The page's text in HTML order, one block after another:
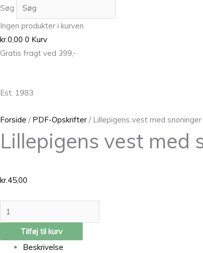
Søg
Ingen produkter i kurven
kr.0,00 0 Kurv
Gratis fragt ved 399,-
Est. 1983
Forside / PDF-Opskrifter / Lillepigens vest med
Lillepigens vest med
kr.45,00
Tilføj til kurv
Beskrivelse